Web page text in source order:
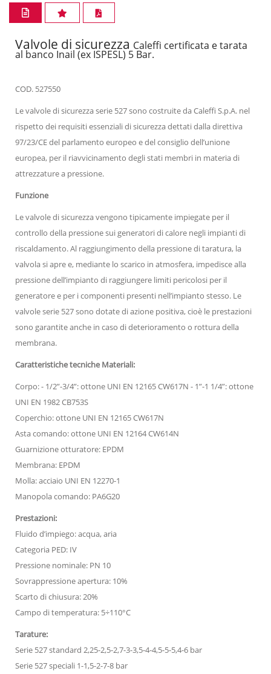
Valvole di sicurezza Caleffi certificata e tarata
al banco Inail (ex ISPESL) 5 Bar.
COD. 527550
Le valvole di sicurezza serie 527 sono costruite da Caleffi S.p.A. nel
rispetto dei requisiti essenziali di sicurezza dettati dalla direttiva
97/23/CE del parlamento europeo e del consiglio dell’unione
europea, per il riavvicinamento degli stati membri in materia di
attrezzature a pressione.
Funzione
Le valvole di sicurezza vengono tipicamente impiegate per il
controllo della pressione sui generatori di calore negli impianti di
riscaldamento. Al raggiungimento della pressione di taratura, la
valvola si apre e, mediante lo scarico in atmosfera, impedisce alla
pressione dell’impianto di raggiungere limiti pericolosi per il
generatore e per i componenti presenti nell’impianto stesso. Le
valvole serie 527 sono dotate di azione positiva, cioè le prestazioni
sono garantite anche in caso di deterioramento o rottura della
membrana.
Caratteristiche tecniche Materiali:
Corpo: - 1/2”-3/4”: ottone UNI EN 12165 CW617N - 1”-1 1/4”: ottone
UNI EN 1982 CB753S
Coperchio: ottone UNI EN 12165 CW617N
Asta comando: ottone UNI EN 12164 CW614N
Guarnizione otturatore: EPDM
Membrana: EPDM
Molla: acciaio UNI EN 12270-1
Manopola comando: PA6G20
Prestazioni:
Fluido d’impiego: acqua, aria
Categoria PED: IV
Pressione nominale: PN 10
Sovrappressione apertura: 10%
Scarto di chiusura: 20%
Campo di temperatura: 5÷110°C
Tarature:
Serie 527 standard 2,25-2,5-2,7-3-3,5-4-4,5-5-5,4-6 bar
Serie 527 speciali 1-1,5-2-7-8 bar